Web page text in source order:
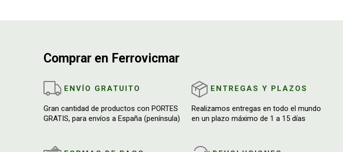
Comprar en Ferrovicmar
ENVÍO GRATUITO
Gran cantidad de productos con PORTES
GRATIS, para envíos a España (península)
ENTREGAS Y PLAZOS
Realizamos entregas en todo el mundo
en un plazo máximo de 1 a 15 días